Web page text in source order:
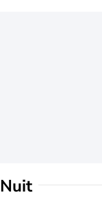
Nuit